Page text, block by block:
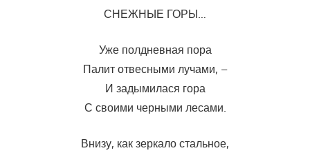
СНЕЖНЫЕ ГОРЫ…
Уже полдневная пора
Палит отвесными лучами, –
И задымилася гора
С своими черными лесами.
Внизу, как зеркало стальное,